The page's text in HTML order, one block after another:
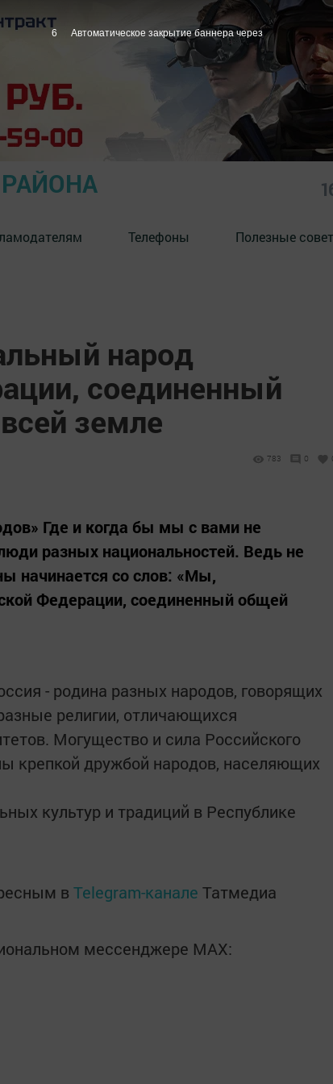
Телефоны Полезные
народ
соединенный
земле
783 0
Где и когда бы мы с вами не
разных национальностей. Ведь не
начинается со слов: «Мы,
Федерации, соединенный общей
- родина разных народов, говорящих
религии, отличающихся
Могущество и сила Российского
крепкой дружбой народов, населяющих
культур и традиций в Республике
в Telegram-канале Татмедиа
мессенджере MАХ:
5 Автоматическое закрытие баннера через